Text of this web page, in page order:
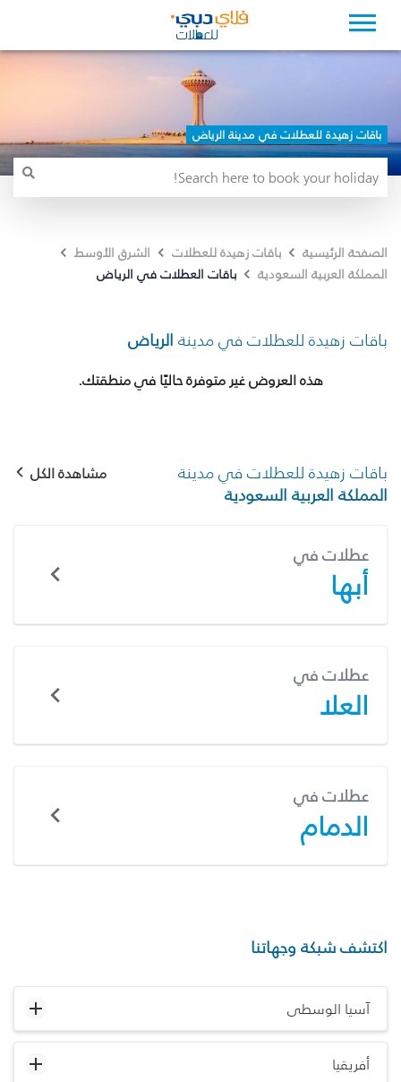
باقات زهيدة للعطلات في مدينة الرياض
الصفحة الرئيسية باقات زهيدة للعطلات
الشرق الأوسط
المملكة العربية السعودية
باقات العطلات في الرياض
باقات زهيدة للعطلات في مدينة الرياض
هذه العروض غير متوفرة حاليًا في منطقتك.
باقات زهيدة للعطلات في مدينة
المملكة العربية السعودية
مشاهدة الكل
عطلات في
أبها
عطلات في
العلا
عطلات في
الدمام
اكتشف شبكة وجهاتنا
آسيا الوسطى
أفريقيا